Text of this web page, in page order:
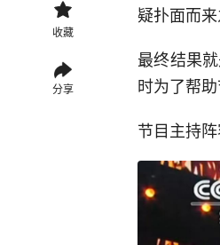
收藏
分享
疑扑面而
最终结果
时为了帮
节目主持